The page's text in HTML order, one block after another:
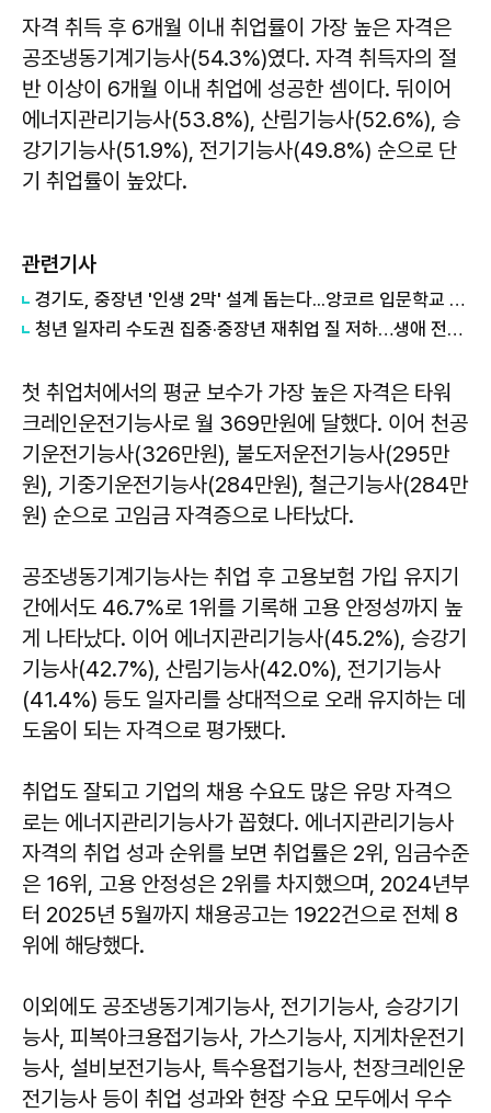
자격 취득 후 6개월 이내 취업률이 가장 높은 자격은
공조냉동기계기능사(54.3%)였다. 자격 취득자의 절
반 이상이 6개월 이내 취업에 성공한 셈이다. 뒤이어
에너지관리기능사(53.8%), 산림기능사(52.6%), 승
강기기능사(51.9%), 전기기능사(49.8%) 순으로 단
기 취업률이 높았다.
관련기사
경기도, 중장년 '인생 2막' 설계 돕는다...앙코르 입문학교 첫 운영
청년 일자리 수도권 집중·중장년 재취업 질 저하…생애 전반 노동시장 격차
첫 취업처에서의 평균 보수가 가장 높은 자격은 타워
크레인운전기능사로 월 369만원에 달했다. 이어 천공
기운전기능사(326만원), 불도저운전기능사(295만
원), 기중기운전기능사(284만원), 철근기능사(284만
원) 순으로 고임금 자격증으로 나타났다.
공조냉동기계기능사는 취업 후 고용보험 가입 유지기
간에서도 46.7%로 1위를 기록해 고용 안정성까지 높
게 나타났다. 이어 에너지관리기능사(45.2%), 승강기
기능사(42.7%), 산림기능사(42.0%), 전기기능사
(41.4%) 등도 일자리를 상대적으로 오래 유지하는 데
도움이 되는 자격으로 평가됐다.
취업도 잘되고 기업의 채용 수요도 많은 유망 자격으
로는 에너지관리기능사가 꼽혔다. 에너지관리기능사
자격의 취업 성과 순위를 보면 취업률은 2위, 임금수준
은 16위, 고용 안정성은 2위를 차지했으며, 2024년부
터 2025년 5월까지 채용공고는 1922건으로 전체 8
위에 해당했다.
이외에도 공조냉동기계기능사, 전기기능사, 승강기기
능사, 피복아크용접기능사, 가스기능사, 지게차운전기
능사, 설비보전기능사, 특수용접기능사, 천장크레인운
전기능사 등이 취업 성과와 현장 수요 모두에서 우수